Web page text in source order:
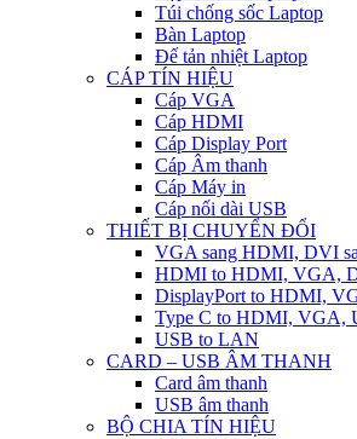
Túi chống sốc Laptop
Bàn Laptop
Đế tản nhiệt Laptop
CÁP TÍN HIỆU
Cáp VGA
Cáp HDMI
Cáp Display Port
Cáp Âm thanh
Cáp Máy in
Cáp nối dài USB
THIẾT BỊ CHUYỂN ĐỔI
VGA sang HDMI, DVI
HDMI to HDMI, VGA,
DisplayPort to HDMI,
Type C to HDMI, VGA,
USB to LAN
CARD – USB ÂM THANH
Card âm thanh
USB âm thanh
BỘ CHIA TÍN HIỆU